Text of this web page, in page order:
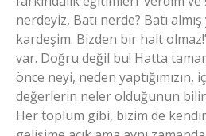
nerdeyiz, Batı nerde? Batı
kardeşim. Bizden bir halt
var. Doğru değil bu! Hatta
önce neyi, neden yaptığımızın,
değerlerin neler olduğunun
Her toplum gibi, bizim de